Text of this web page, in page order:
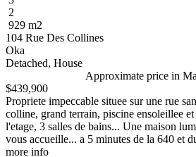
2
929 m2
104 Rue Des Collines
Oka
Detached, House
Approximate price in
$439,900
Propriete impeccable situee sur une rue
colline, grand terrain, piscine ensoleillee
l'etage, 3 salles de bains... Une maison
vous accueille... a 5 minutes de la 640 et
more info